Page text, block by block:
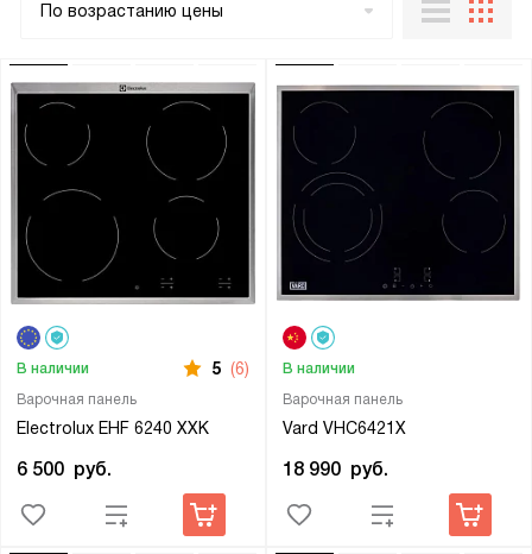
По возрастанию цены
Варочная панель
Electrolux EHF 6240 XXK
В наличии 5 (6)
6 500 руб.
Варочная панель
Vard VHC6421X
В наличии
18 990 руб.